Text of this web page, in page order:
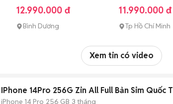
12.990.000 đ
Bình Dương
11.990.000 đ
Tp Hồ Chí Minh
Xem tin có video
IPhone 14Pro 256G Zin All Full Bản Sim Quốc
iPhone 14 Pro 256 GB 3 tháng